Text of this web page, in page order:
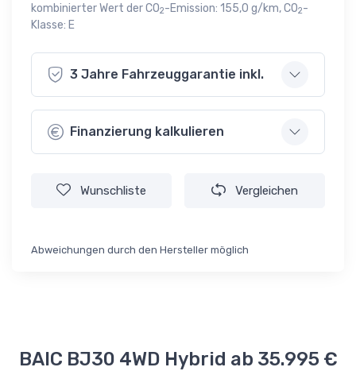
kombinierter Wert der CO2-Emission: 155,0 g/km, CO2-
Klasse: E
3 Jahre Fahrzeuggarantie inkl.
Finanzierung kalkulieren
Wunschliste Vergleichen
Abweichungen durch den Hersteller möglich
BAIC BJ30 4WD Hybrid ab 35.995 €